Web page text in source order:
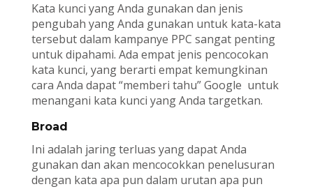
Kata kunci yang Anda gunakan dan jenis
pengubah yang Anda gunakan untuk kata-kata
tersebut dalam kampanye PPC sangat penting
untuk dipahami. Ada empat jenis pencocokan
kata kunci, yang berarti empat kemungkinan
cara Anda dapat “memberi tahu” Google untuk
menangani kata kunci yang Anda targetkan.
Broad
Ini adalah jaring terluas yang dapat Anda
gunakan dan akan mencocokkan penelusuran
dengan kata apa pun dalam urutan apa pun